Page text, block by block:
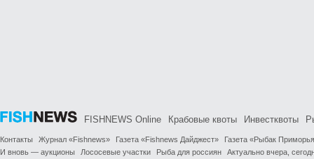
FISHNEWS Online Крабовые квоты Инвестквоты
Контакты Журнал «Fishnews» Газета «Fishnews Дайджест»
Газета «Рыбак
И вновь — аукционы
Лососевые участки Рыба для россиян Актуально вчера,